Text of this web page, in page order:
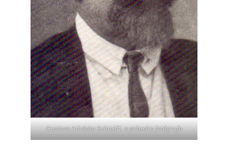
Gustavo Adolpho Schmidt, o primeiro fotógrafo